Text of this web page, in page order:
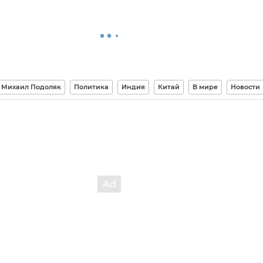
Михаил Подоляк Политика Индия Китай В мире Новости